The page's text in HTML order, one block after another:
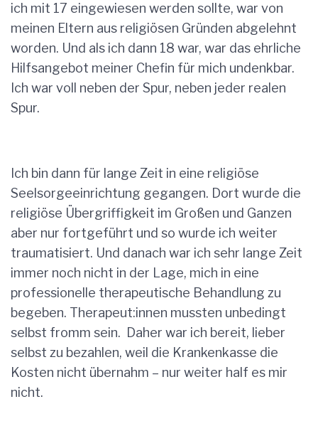
ich mit 17 eingewiesen werden sollte, war von
meinen Eltern aus religiösen Gründen abgelehnt
worden. Und als ich dann 18 war, war das ehrliche
Hilfsangebot meiner Chefin für mich undenkbar.
Ich war voll neben der Spur, neben jeder realen
Spur.
Ich bin dann für lange Zeit in eine religiöse
Seelsorgeeinrichtung gegangen. Dort wurde die
religiöse Übergriffigkeit im Großen und Ganzen
aber nur fortgeführt und so wurde ich weiter
traumatisiert. Und danach war ich sehr lange Zeit
immer noch nicht in der Lage, mich in eine
professionelle therapeutische Behandlung zu
begeben. Therapeut:innen mussten unbedingt
selbst fromm sein. Daher war ich bereit, lieber
selbst zu bezahlen, weil die Krankenkasse die
Kosten nicht übernahm – nur weiter half es mir
nicht.